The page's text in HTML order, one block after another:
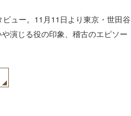
ュー。11月11日より東京・世田谷
演じる役の印象、稽古のエピソー